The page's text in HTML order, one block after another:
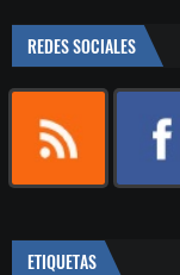
REDES SOCIALES
ETIQUETAS